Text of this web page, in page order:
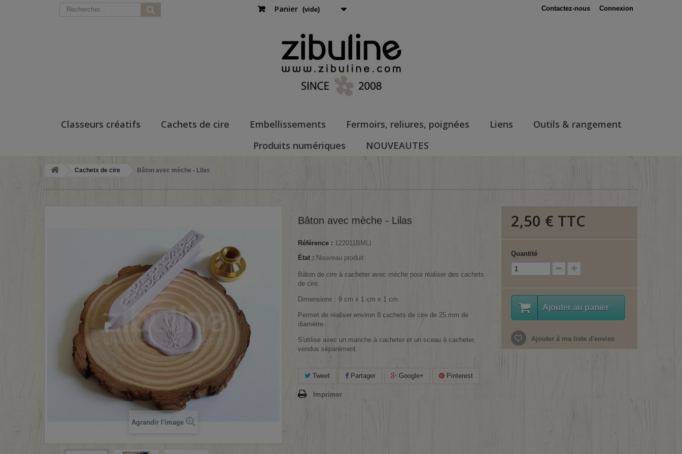
Connexion
Contactez-nous
Panier (vide)
Classeurs créatifs Cachets de cire Embellissements Fermoirs, reliures, poignées Liens
Outils & rangement
Produits numériques
NOUVEAUTES
Cachets de cire Bâton avec mèche - Lilas
Agrandir l'image
Bâton avec mèche - Lilas
Référence : 122011BMLI
État : Nouveau produit
Bâton de cire à cacheter avec mèche pour réaliser des cachets
de cire.
Dimensions : 9 cm x 1 cm x 1 cm.
Permet de réaliser environ 8 cachets de cire de 25 mm de
diamètre.
S'utilise avec un manche à cacheter et un sceau à cacheter,
vendus séparément.
Tweet Partager Google+ Pinterest
Imprimer
2,50 € TTC
Quantité
Ajouter au panier
Ajouter à ma liste d'envies